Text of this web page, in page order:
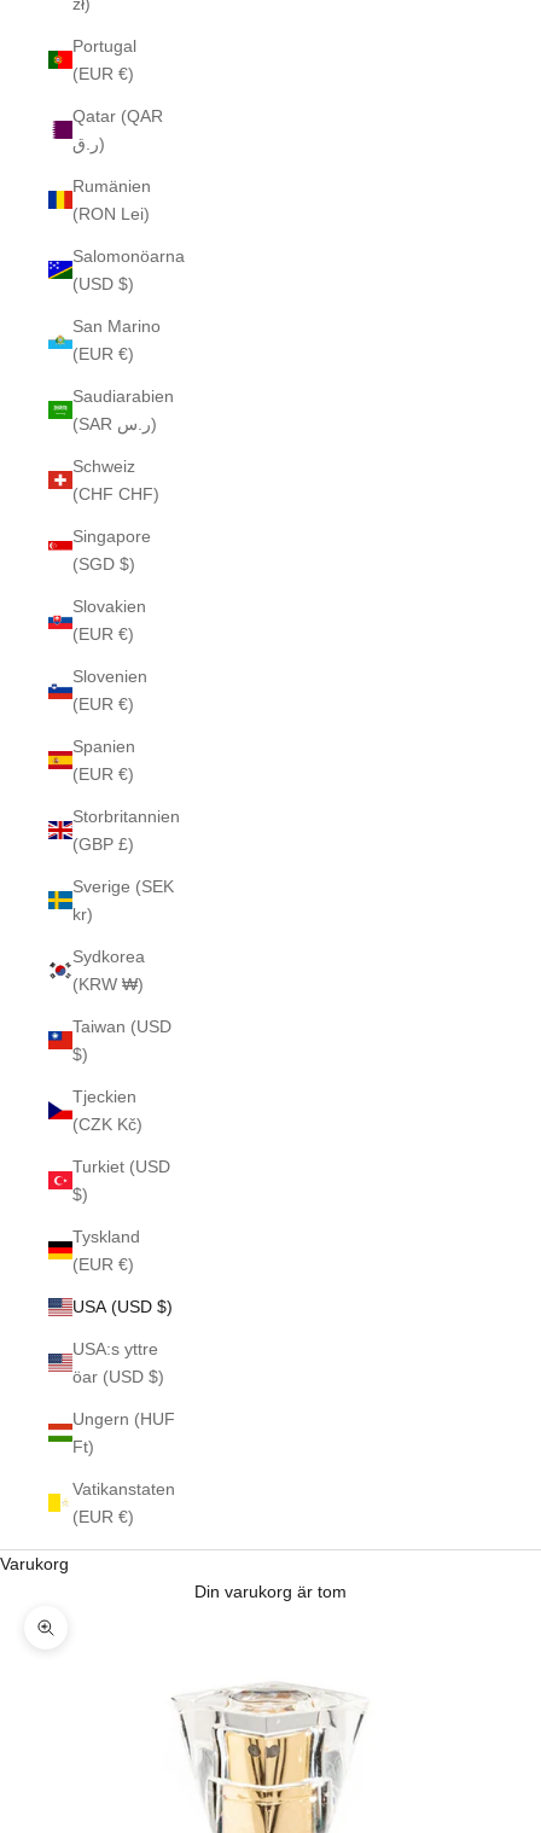
Portugal
(EUR €)
Qatar (QAR
ر.ق)
Rumänien
(RON Lei)
Salomonöarna
(USD $)
San Marino
(EUR €)
Saudiarabien
(SAR ر.س)
Schweiz
(CHF CHF)
Singapore
(SGD $)
Slovakien
(EUR €)
Slovenien
(EUR €)
Spanien
(EUR €)
Storbritannien
(GBP £)
Sverige (SEK
kr)
Sydkorea
(KRW ₩)
Taiwan (USD
$)
Tjeckien
(CZK Kč)
Turkiet (USD
$)
Tyskland
(EUR €)
USA (USD $)
USA:s yttre
öar (USD $)
Ungern (HUF
Ft)
Vatikanstaten
(EUR €)
Varukorg
Din varukorg är tom
Zooma